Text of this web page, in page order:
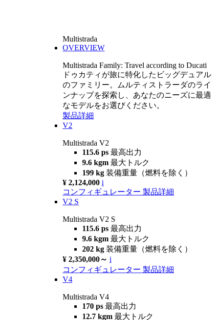
Multistrada
OVERVIEW
Multistrada Family: Travel according to Ducati
ドゥカティが旅に特化したビッグデュアル
のファミリー。ムルティストラーダのライ
ンナップを探索し、あなたのニーズに最適
なモデルをお選びください。
製品詳細
V2
Multistrada V2
115.6 ps 最高出力
9.6 kgm 最大トルク
199 kg 装備重量（燃料を除く）
¥ 2,124,000 i
コンフィギュレーター 製品詳細
V2 S
Multistrada V2 S
115.6 ps 最高出力
9.6 kgm 最大トルク
202 kg 装備重量（燃料を除く）
¥ 2,350,000～ i
コンフィギュレーター 製品詳細
V4
Multistrada V4
170 ps 最高出力
12.7 kgm 最大トルク